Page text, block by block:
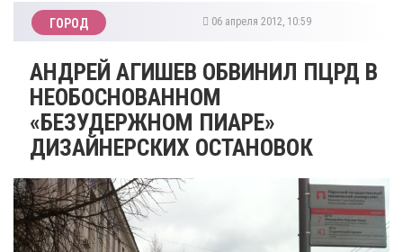
ГОРОД 06 апреля 2012, 10:59
АНДРЕЙ АГИШЕВ ОБВИНИЛ ПЦРД В
НЕОБОСНОВАННОМ
«БЕЗУДЕРЖНОМ ПИАРЕ»
ДИЗАЙНЕРСКИХ ОСТАНОВОК